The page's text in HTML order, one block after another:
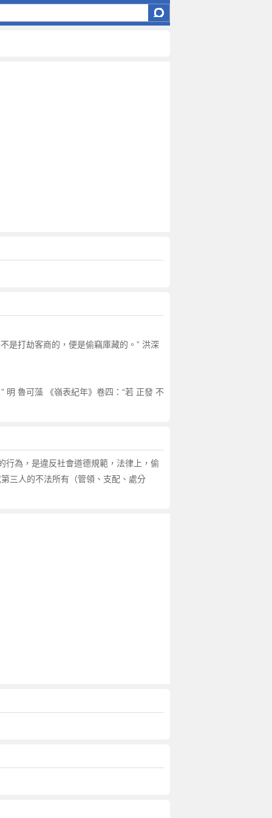
是打劫客商的，便是偷竊庫藏的。” 洪深
明 魯可藻 《嶺表紀年》卷四：“若 正發 不
行為，是違反社會道德規範，法律上，偷
三人的不法所有（管領、支配、處分